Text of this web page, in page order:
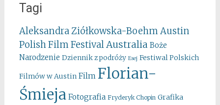
Tagi
Aleksandra Ziółkowska-Boehm Austin
Polish Film FestivalAustralia Boże
Narodzenie Dziennik z podróży Esej Festiwal Polskich
Filmów w Austin Film Florian-
Śmieja Fotografia Fryderyk Chopin Grafika